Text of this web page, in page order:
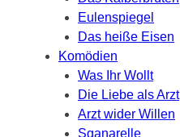
Eulenspiegel
Das heiße Eisen
Komödien
Was Ihr Wollt
Die Liebe als Arzt
Arzt wider Willen
Sganarelle